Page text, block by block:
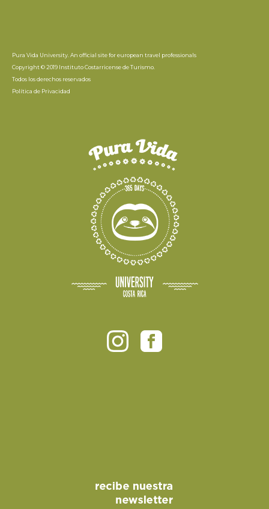
Pura Vida University. An official site for european travel professionals
Copyright © 2019 Instituto Costarricense de Turismo.
Todos los derechos reservados
Política de Privacidad